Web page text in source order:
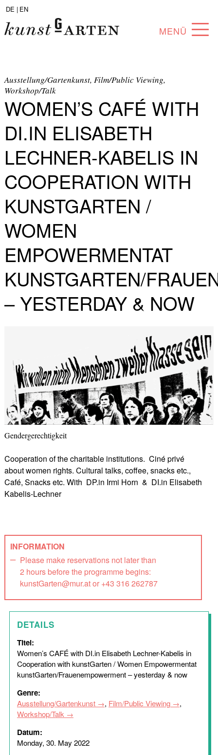
DE | EN
MENÜ
ABOUT
COLLECTION
ARTISTS
PARTNERS
Ausstellung/Gartenkunst, Film/Public Viewing,
Workshop/Talk
WOMEN’S CAFÉ WITH
DI.IN ELISABETH
LECHNER-KABELIS IN
COOPERATION WITH
KUNSTGARTEN /
WOMEN
EMPOWERMENTAT
KUNSTGARTEN/
– YESTERDAY & NOW
Gendergerechtigkeit
Cooperation of the charitable institutions. Ciné privé
about women rights. Cultural talks, coffee, snacks etc.,
Café, Snacks etc. With DP.in Irmi Horn & DI.in Elisabeth
Kabelis-Lechner
INFORMATION
Please make reservations not later than
2 hours before the programme begins:
kunstGarten@mur.at or +43 316 262787
DETAILS
Titel:
Women’s CAFÉ with DI.in Elisabeth Lechner-Kabelis in
Cooperation with kunstGarten / Women Empowermentat
kunstGarten/Frauenempowerment – yesterday & now
Genre:
Ausstellung/Gartenkunst , Film/Public Viewing
,
Workshop/Talk
Datum:
Monday, 30. May 2022